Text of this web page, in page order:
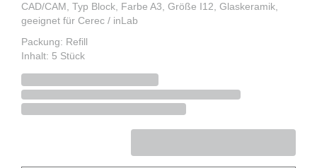
CAD/CAM, Typ Block, Farbe A3, Größe I12, Glaskeramik,
geeignet für Cerec / inLab
Packung: Refill
Inhalt: 5 Stück